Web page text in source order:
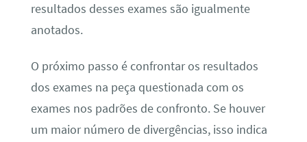
resultados desses exames são igualmente
anotados.
O próximo passo é confrontar os resultados
dos exames na peça questionada com os
exames nos padrões de confronto. Se houver
um maior número de divergências, isso indica